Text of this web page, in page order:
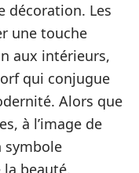
décoration. Les
une touche
aux intérieurs,
qui conjugue
Alors que
à l’image de
symbole